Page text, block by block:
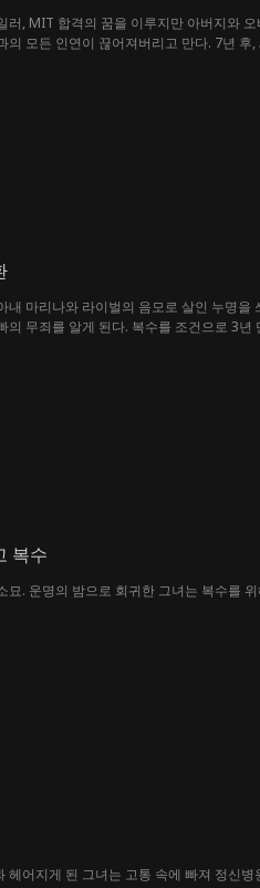
러, MIT 합격의 꿈을 이루지만 아버지와
의 모든 인연이 끊어져버리고 만다. 7년
내 마리나와 라이벌의 음모로 살인 누명
의 무죄를 알게 된다. 복수를 조건으로 3
복수
묘. 운명의 밤으로 회귀한 그녀는 복수를
헤어지게 된 그녀는 고통 속에 빠져 정신